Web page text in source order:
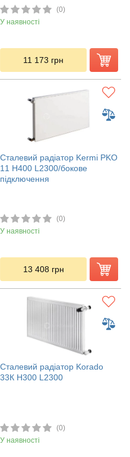
(0)
У наявності
11 173 грн
Сталевий радіатор Kermi PKO
11 H400 L2300/бокове
підключення
(0)
У наявності
13 408 грн
Сталевий радіатор Korado
33К H300 L2300
(0)
У наявності